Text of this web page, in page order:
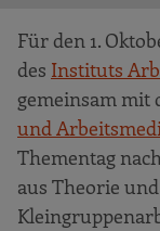
Für den 1.
des Instituts
gemeinsam mit
und
Thementag
aus Theorie